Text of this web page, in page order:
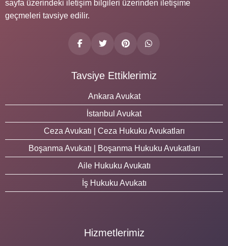
sayfa üzerindeki iletişim bilgileri üzerinden iletişime
geçmeleri tavsiye edilir.
Tavsiye Ettiklerimiz
Ankara Avukat
İstanbul Avukat
Ceza Avukatı | Ceza Hukuku Avukatları
Boşanma Avukatı | Boşanma Hukuku Avukatları
Aile Hukuku Avukatı
İş Hukuku Avukatı
Hizmetlerimiz